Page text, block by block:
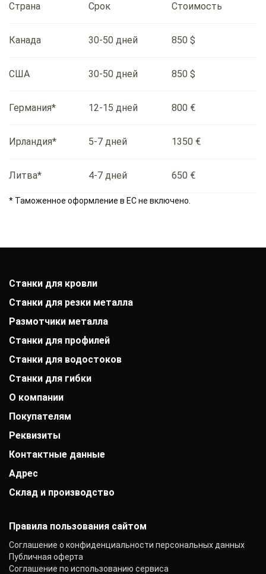
Страна Срок Стоимость
Канада 30-50 дней 850 $
США 30-50 дней 850 $
Германия* 12-15 дней 800 €
Ирландия* 5-7 дней 1350 €
Литва* 4-7 дней 650 €
* Таможенное оформление в ЕС не включено.
Станки для кровли
Станки для резки металла
Размотчики металла
Станки для профилей
Станки для водостоков
Станки для гибки
О компании
История компании
Выставки
Заказчики
Вакансии
Контакты
Покупателям
Оплата
Гарантии
Акции
Статьи
Реквизиты
АО «Райффайзенбанк»
Р/с: 40702810000000001118
К/с: 30101810200000000700
ОКПО: 40276717
Контактные данные
+7 (800) 333-41-10
График работы:
Адрес
г. Махачкала, улица Азизова, 5/15
Склад и производство
Правила пользования сайтом
Соглашение о конфиденциальности персональных данных
Публичная оферта
Соглашение по использованию сервиса